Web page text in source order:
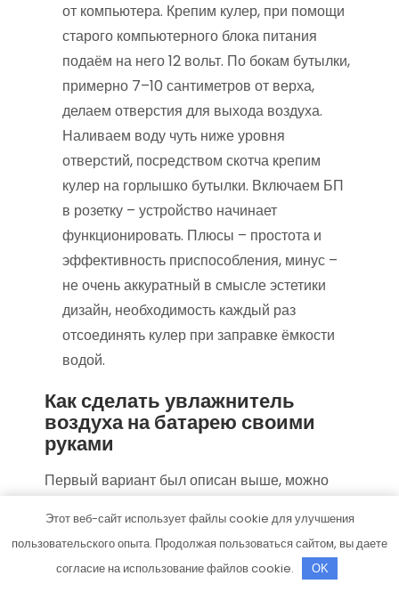
от компьютера. Крепим кулер, при помощи
старого компьютерного блока питания
подаём на него 12 вольт. По бокам бутылки,
примерно 7–10 сантиметров от верха,
делаем отверстия для выхода воздуха.
Наливаем воду чуть ниже уровня
отверстий, посредством скотча крепим
кулер на горлышко бутылки. Включаем БП
в розетку – устройство начинает
функционировать. Плюсы – простота и
эффективность приспособления, минус –
не очень аккуратный в смысле эстетики
дизайн, необходимость каждый раз
отсоединять кулер при заправке ёмкости
водой.
Как сделать увлажнитель
воздуха на батарею своими
руками
Первый вариант был описан выше, можно
подвесив её под трубой отопления. Второй
путь – поставить на батарею металлическую
кастрюлю, большую железную кружку и т.д.
Этот веб-сайт использует файлы cookie для улучшения
пользовательского опыта. Продолжая пользоваться сайтом, вы даете
согласие на использование файлов cookie.
OK